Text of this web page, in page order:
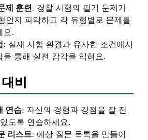
제 훈련: 경찰 시험의 필기 문제가
인지 파악하고 각 유형별로 문제를
요.
: 실제 시험 환경과 유사한 조건에서
을 통해 실전 감각을 익혀요.
비
연습: 자신의 경험과 강점을 잘 전
도록 연습하세요.
리스트: 예상 질문 목록을 만들어